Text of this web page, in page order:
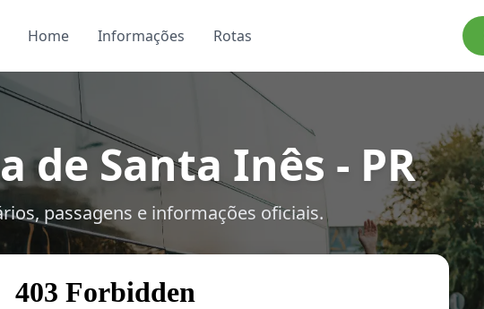
Home Informações Rotas
de Santa Inês - PR
passagens e informações oficiais.